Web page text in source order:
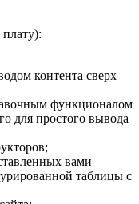
контента сверх
функционалом
для простого вывода
вами
таблицы с